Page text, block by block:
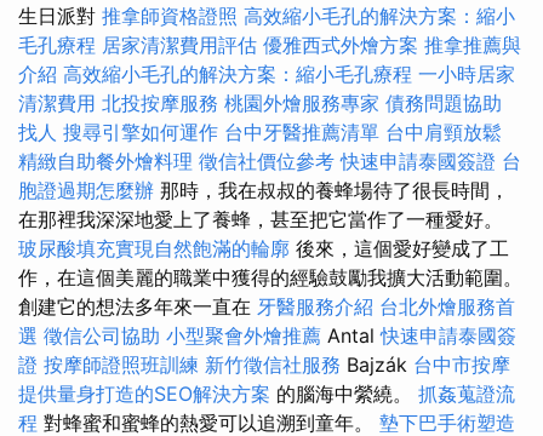
生日派對 推拿師資格證照 高效縮小毛孔的解決方案：縮小
毛孔療程 居家清潔費用評估 優雅西式外燴方案 推拿推薦與
介紹 高效縮小毛孔的解決方案：縮小毛孔療程 一小時居家
清潔費用 北投按摩服務 桃園外燴服務專家 債務問題協助
找人 搜尋引擎如何運作 台中牙醫推薦清單 台中肩頸放鬆
精緻自助餐外燴料理 徵信社價位參考 快速申請泰國簽證 台
胞證過期怎麼辦 那時，我在叔叔的養蜂場待了很長時間，
在那裡我深深地愛上了養蜂，甚至把它當作了一種愛好。
玻尿酸填充實現自然飽滿的輪廓 後來，這個愛好變成了工
作，在這個美麗的職業中獲得的經驗鼓勵我擴大活動範圍。
創建它的想法多年來一直在 牙醫服務介紹 台北外燴服務首
選 徵信公司協助 小型聚會外燴推薦 Antal快速申請泰國簽
證 按摩師證照班訓練 新竹徵信社服務 Bajzák 台中市按摩
提供量身打造的SEO解決方案 的腦海中縈繞。 抓姦蒐證流
程 對蜂蜜和蜜蜂的熱愛可以追溯到童年。 墊下巴手術塑造